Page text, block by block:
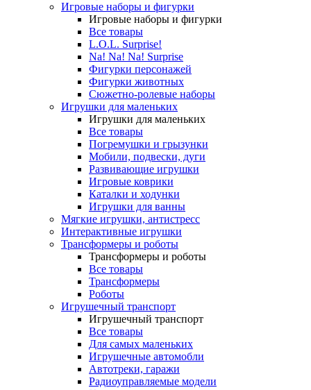
Игровые наборы и фигурки
Игровые наборы и фигурки
Все товары
L.O.L. Surprise!
Na! Na! Na! Surprise
Фигурки персонажей
Фигурки животных
Сюжетно-ролевые наборы
Игрушки для маленьких
Игрушки для маленьких
Все товары
Погремушки и грызунки
Мобили, подвески, дуги
Развивающие игрушки
Игровые коврики
Каталки и ходунки
Игрушки для ванны
Мягкие игрушки, антистресс
Интерактивные игрушки
Трансформеры и роботы
Трансформеры и роботы
Все товары
Трансформеры
Роботы
Игрушечный транспорт
Игрушечный транспорт
Все товары
Для самых маленьких
Игрушечные автомобли
Автотреки, гаражи
Радиоуправляемые модели